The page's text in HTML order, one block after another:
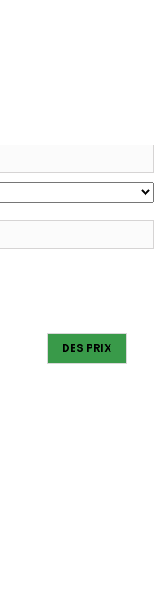
DES PRIX